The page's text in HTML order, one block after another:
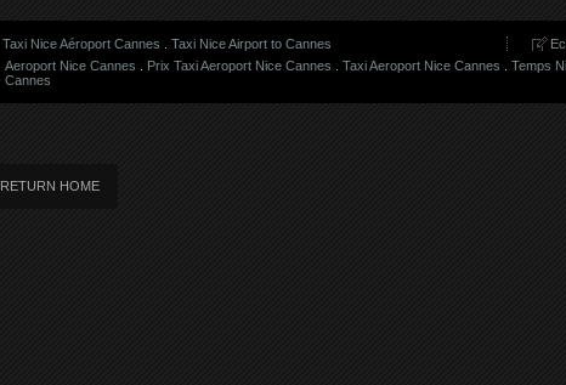
Taxi Nice Aéroport Cannes
Taxi Nice Airport to Cannes
Aeroport Nice Cannes
Prix Taxi Aeroport Nice Cannes Taxi Aeroport Nice Cannes
Temps
Cannes
RETURN HOME